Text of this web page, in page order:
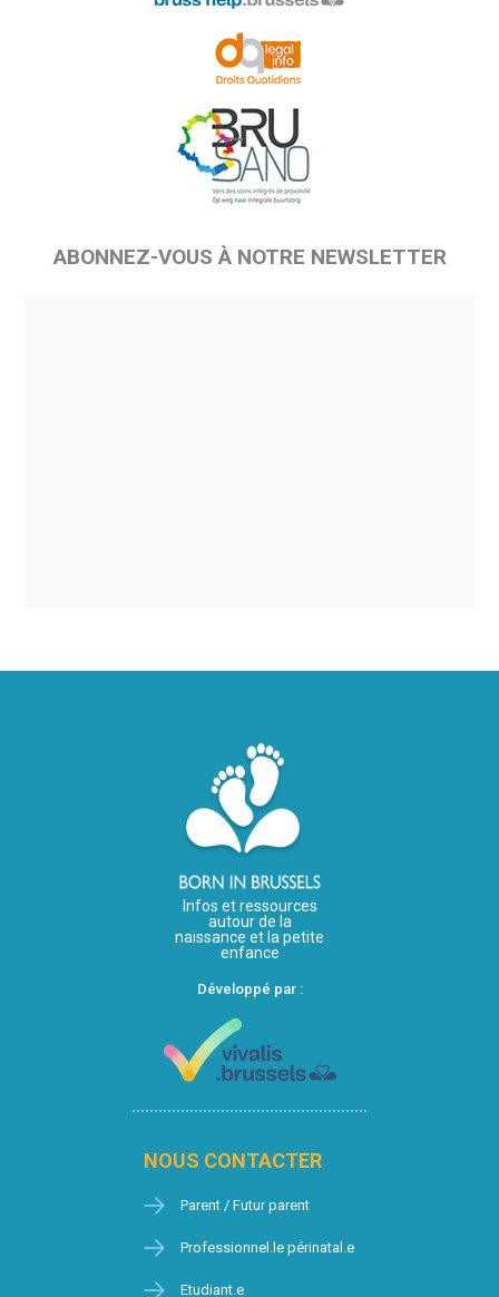
ABONNEZ-VOUS À NOTRE NEWSLETTER
Infos et ressources
autour de la
naissance et la petite
enfance
Développé par :
NOUS CONTACTER
Parent / Futur parent
Professionnel.le périnatal.e
Etudiant.e